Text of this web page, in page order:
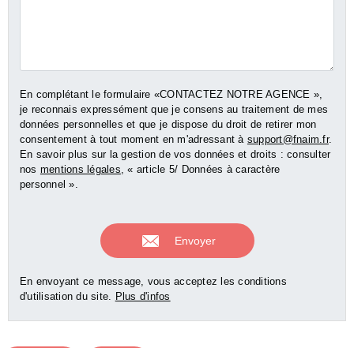
En complétant le formulaire «CONTACTEZ NOTRE AGENCE »,
je reconnais expressément que je consens au traitement de mes
données personnelles et que je dispose du droit de retirer mon
consentement à tout moment en m'adressant à support@fnaim.fr.
En savoir plus sur la gestion de vos données et droits : consulter
nos mentions légales , « article 5/ Données à caractère
personnel ».
En envoyant ce message, vous acceptez les conditions
d'utilisation du site. Plus d'infos